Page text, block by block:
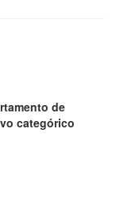
de
categórico